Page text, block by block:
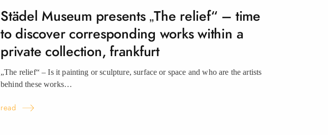
Städel Museum presents „The relief“ – time
to discover corresponding works within a
private collection, frankfurt
„The relief“ – Is it painting or sculpture, surface or space and who are the artists
behind these works…
read